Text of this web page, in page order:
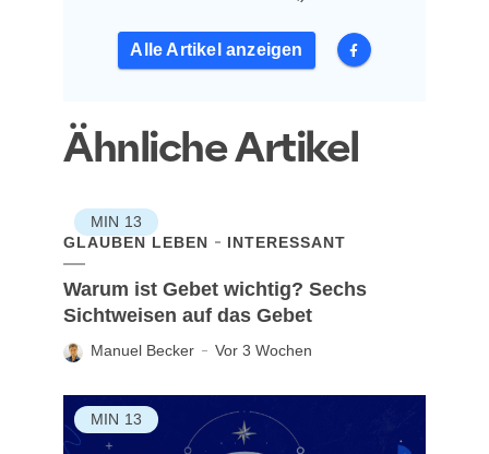
Alle Artikel anzeigen
Ähnliche Artikel
MIN 13
GLAUBEN LEBEN
INTERESSANT
Warum ist Gebet wichtig? Sechs
Sichtweisen auf das Gebet
Manuel Becker Vor 3 Wochen
MIN 13